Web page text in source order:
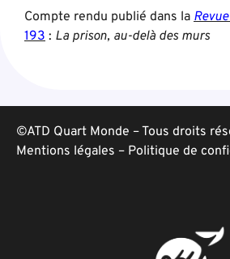
Compte rendu publié dans la
193 : La prison, au-delà des murs
©ATD Quart Monde – Tous droits
Mentions légales – Politique de